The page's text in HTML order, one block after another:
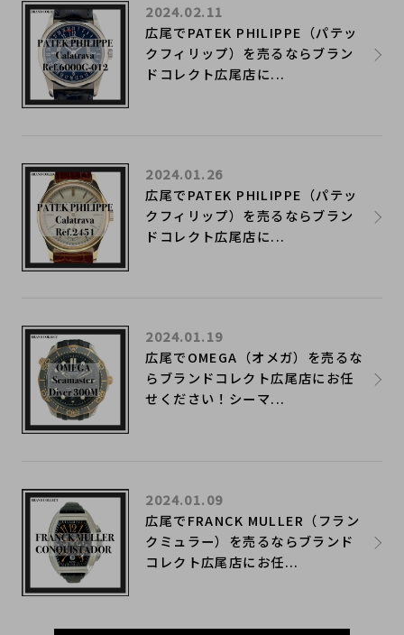
広尾でPATEK PHILIPPE（パテッ
クフィリップ）を売るならブラン
ドコレクト広尾店に...
2024.02.11
広尾でPATEK PHILIPPE（パテッ
クフィリップ）を売るならブラン
ドコレクト広尾店に...
2024.01.26
広尾でOMEGA（オメガ）を売るな
らブランドコレクト広尾店にお任
せください！シーマ...
2024.01.19
広尾でFRANCK MULLER（フラン
クミュラー）を売るならブランド
コレクト広尾店にお任...
2024.01.09